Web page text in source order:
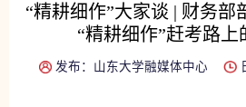
“精耕细作”大家谈 | 财务部
“精耕细作”赶考路上
发布：山东大学融媒体中心